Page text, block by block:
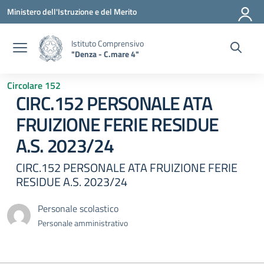
Vai ai contenuti
Vai al menu di navigazione
Vai al footer
Ministero dell'Istruzione e del Merito
Istituto Comprensivo
"Denza - C.mare 4"
Circolare 152
CIRC.152 PERSONALE ATA
FRUIZIONE FERIE RESIDUE
A.S. 2023/24
CIRC.152 PERSONALE ATA FRUIZIONE FERIE
RESIDUE A.S. 2023/24
Personale scolastico
Personale amministrativo